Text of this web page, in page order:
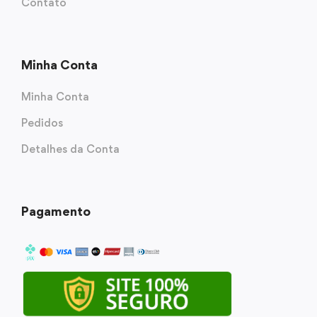
Minha Conta
Minha Conta
Pedidos
Detalhes da Conta
Pagamento